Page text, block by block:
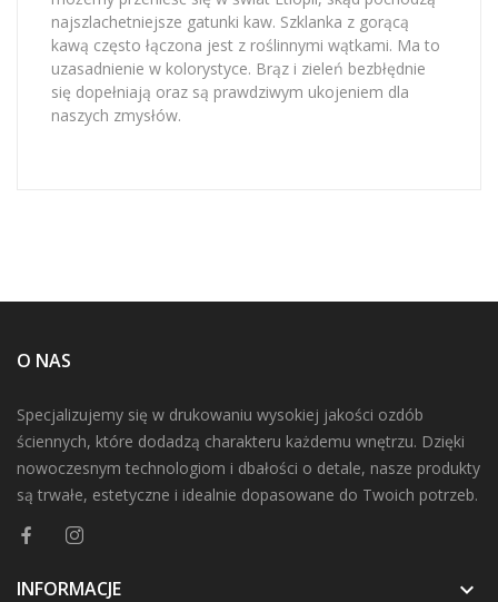
najszlachetniejsze gatunki kaw. Szklanka z gorącą
kawą często łączona jest z roślinnymi wątkami. Ma to
uzasadnienie w kolorystyce. Brąz i zieleń bezbłędnie
się dopełniają oraz są prawdziwym ukojeniem dla
naszych zmysłów.
O NAS
Specjalizujemy się w drukowaniu wysokiej jakości ozdób
ściennych, które dodadzą charakteru każdemu wnętrzu. Dzięki
nowoczesnym technologiom i dbałości o detale, nasze produkty
są trwałe, estetyczne i idealnie dopasowane do Twoich potrzeb.
INFORMACJE 